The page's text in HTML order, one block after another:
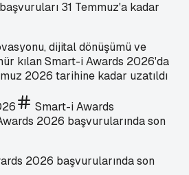
31 Temmuz'a kadar
dijital dönüşümü ve
kılan Smart-i Awards 2026'da
2026 tarihine kadar uzatıldı
Smart-i Awards
2026 başvurularında son